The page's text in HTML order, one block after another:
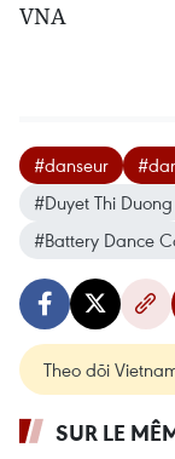
VNA
#danseur
#Duyet Thi Duong
#Battery Dance
Theo dõi
SUR LE